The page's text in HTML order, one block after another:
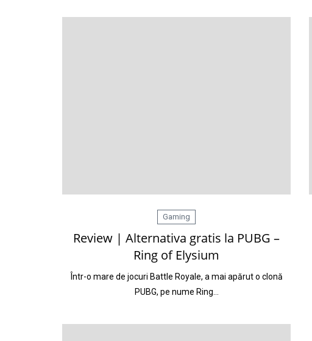
Gaming
Review | Alternativa gratis la PUBG –
Ring of Elysium
Într-o mare de jocuri Battle Royale, a mai apărut o clonă
PUBG, pe nume Ring…